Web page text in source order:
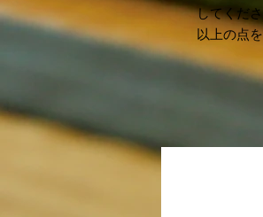
してくだ
以上の点